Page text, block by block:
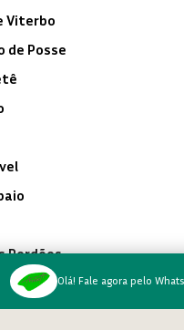
Viterbo
de Posse
Perdões
Olá! Fale agora pelo